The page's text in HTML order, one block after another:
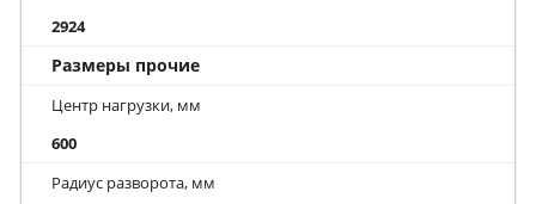
2924
Размеры прочие
Центр нагрузки, мм
600
Радиус разворота, мм